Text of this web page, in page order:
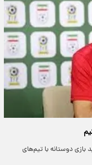
بازی دوستانه با تیم‌های